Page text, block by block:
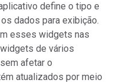
define o tipo e
dados para exibição.
esses widgets nas
de vários
afetar o
atualizados por meio